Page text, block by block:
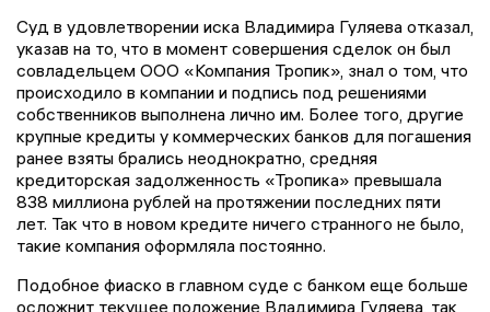
Суд в удовлетворении иска Владимира Гуляева отказал,
указав на то, что в момент совершения сделок он был
совладельцем ООО «Компания Тропик», знал о том, что
происходило в компании и подпись под решениями
собственников выполнена лично им. Более того, другие
крупные кредиты у коммерческих банков для погашения
ранее взяты брались неоднократно, средняя
кредиторская задолженность «Тропика» превышала
838 миллиона рублей на протяжении последних пяти
лет. Так что в новом кредите ничего странного не было,
такие компания оформляла постоянно.
Подобное фиаско в главном суде с банком еще больше
осложнит текущее положение Владимира Гуляева, так